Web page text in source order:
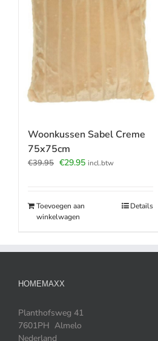
Woonkussen Sabel Creme
75x75cm
€39.95 Oorspronkelijke
€29.95Huidige
incl.btw
Toevoegen aan
winkelwagen
Details
HOMEMAXX
Planthofsweg 41
7601PH Almelo
Nederland